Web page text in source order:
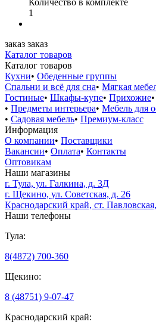
1
заказ заказ
Каталог товаров
Каталог товаров
Кухни• Обеденные группы
Спальни и всё для сна• Мягкая
Гостиные• Шкафы-купе• Прихожие•
• Предметы интерьера• Мебель для
• Садовая мебель• Премиум-класс
Информация
О компании• Поставщики
Вакансии• Оплата• Контакты
Оптовикам
Наши магазины
г. Тула, ул. Галкина, д. 3Д
г. Щекино, ул. Советская, д. 26
Краснодарский край, ст.
Наши телефоны
Тула:
8(4872) 700-360
Щекино:
8 (48751) 9-07-47
Краснодарский край: